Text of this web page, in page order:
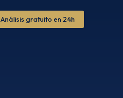
Análisis gratuito en 24h